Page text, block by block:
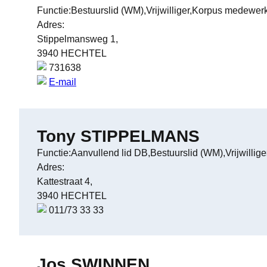
Functie:Bestuurslid (WM),Vrijwilliger,Korpus
Adres:
Stippelmansweg 1,
3940 HECHTEL
731638
E-mail
Tony STIPPELMANS
Functie:Aanvullend lid DB,Bestuurslid
Adres:
Kattestraat 4,
3940 HECHTEL
011/73 33 33